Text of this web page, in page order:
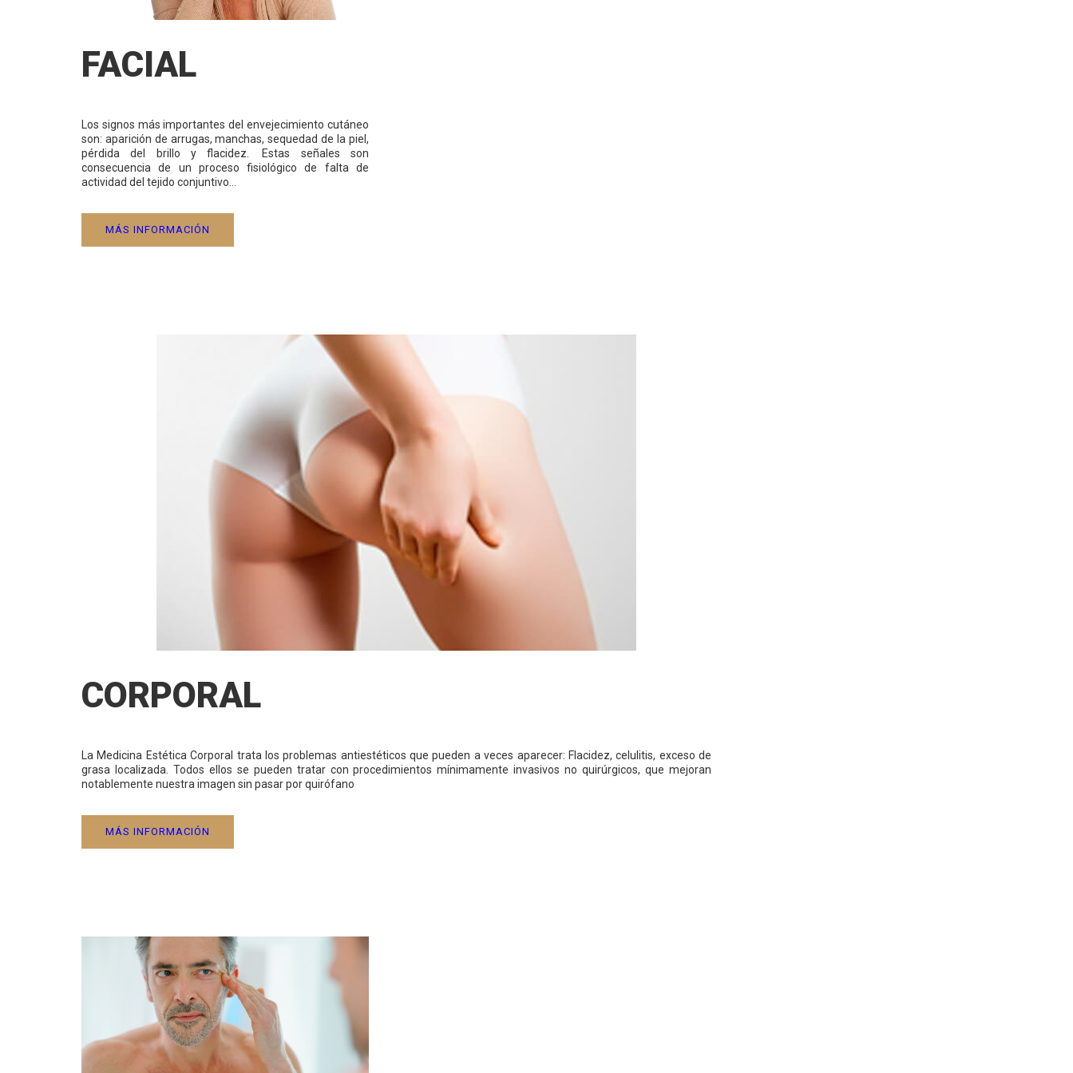
FACIAL
Los signos más importantes del envejecimiento cutáneo
son: aparición de arrugas, manchas, sequedad de la piel,
pérdida del brillo y flacidez. Estas señales son
consecuencia de un proceso fisiológico de falta de
actividad del tejido conjuntivo…
MÁS INFORMACIÓN
CORPORAL
La Medicina Estética Corporal trata los problemas antiestéticos que pueden a veces aparecer: Flacidez, celulitis, exceso de
grasa localizada. Todos ellos se pueden tratar con procedimientos mínimamente invasivos no quirúrgicos, que mejoran
notablemente nuestra imagen sin pasar por quirófano
MÁS INFORMACIÓN